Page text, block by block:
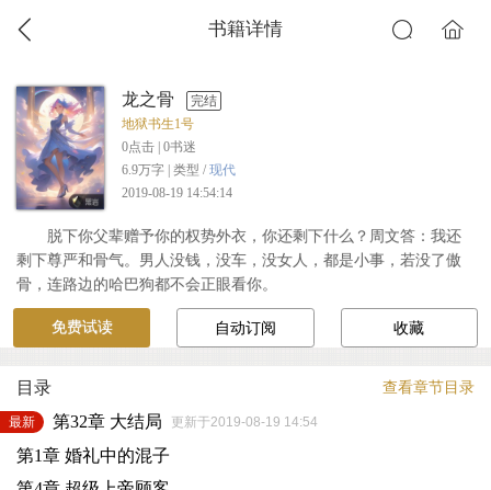
书籍详情
龙之骨
完结
地狱书生1号
0点击 | 0书迷
6.9万字 | 类型 / 现代
2019-08-19 14:54:14
脱下你父辈赠予你的权势外衣，你还剩下什么？周文答：我还
剩下尊严和骨气。男人没钱，没车，没女人，都是小事，若没了傲
骨，连路边的哈巴狗都不会正眼看你。
免费试读 自动订阅 收藏
目录 查看章节目录
最新 第32章 大结局 更新于2019-08-19 14:54
第1章 婚礼中的混子